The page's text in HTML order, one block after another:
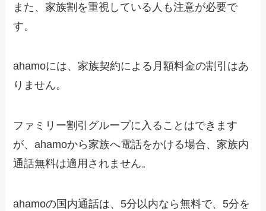
また、家族割を重視している人も注意が必要で
す。
ahamoには、家族契約による月額料金の割引はあ
りません。
ファミリー割引グループに入ることはできます
が、ahamoから家族へ電話をかける場合、家族内
通話無料は適用されません。
ahamoの国内通話は、5分以内なら無料で、5分を